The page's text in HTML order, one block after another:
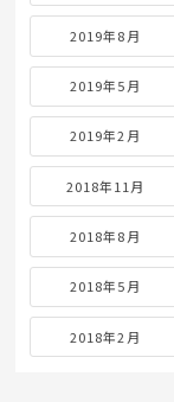
2019年8月
2019年5月
2019年2月
2018年11月
2018年8月
2018年5月
2018年2月